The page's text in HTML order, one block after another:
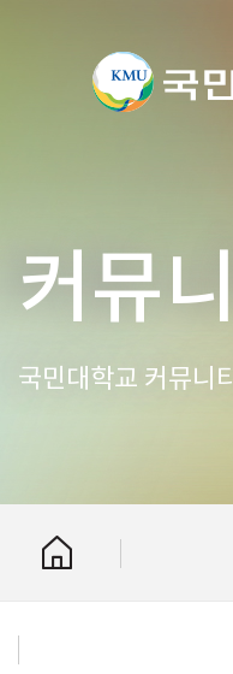
커뮤
국민대학교 커뮤니